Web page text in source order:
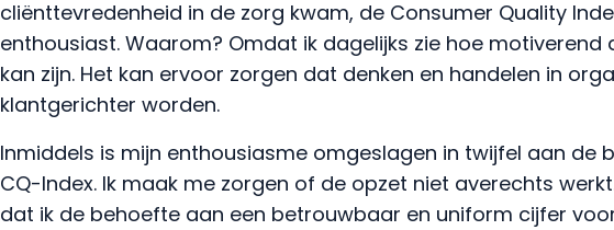
cliënttevredenheid in de zorg kwam, de Consumer Quality
enthousiast. Waarom? Omdat ik dagelijks zie hoe motiverend
kan zijn. Het kan ervoor zorgen dat denken en handelen in
klantgerichter worden.
Inmiddels is mijn enthousiasme omgeslagen in twijfel aan de
CQ-Index. Ik maak me zorgen of de opzet niet averechts
dat ik de behoefte aan een betrouwbaar en uniform cijfer